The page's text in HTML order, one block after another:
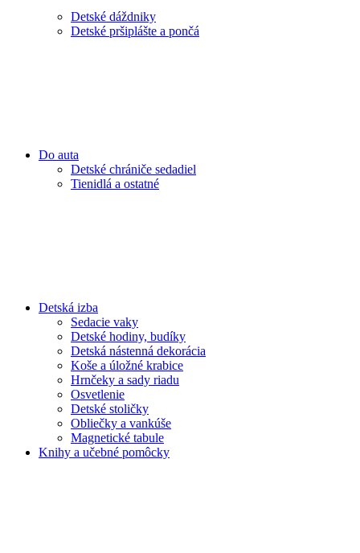
Detské dáždniky
Detské pršiplášte a pončá
Do auta
Detské chrániče sedadiel
Tienidlá a ostatné
Detská izba
Sedacie vaky
Detské hodiny, budíky
Detská nástenná dekorácia
Koše a úložné krabice
Hrnčeky a sady riadu
Osvetlenie
Detské stoličky
Obliečky a vankúše
Magnetické tabule
Knihy a učebné pomôcky